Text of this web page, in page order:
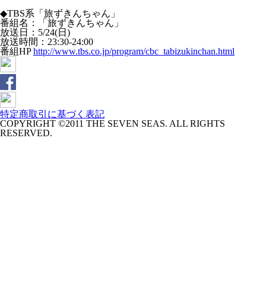
◆TBS系「旅ずきんちゃん」
番組名：「旅ずきんちゃん」
放送日：5/24(日)
放送時間：23:30-24:00
番組HPhttp://www.tbs.co.jp/program/cbc_tabizukinchan.html
特定商取引に基づく表記
COPYRIGHT ©2011 THE SEVEN SEAS. ALL RIGHTS
RESERVED.